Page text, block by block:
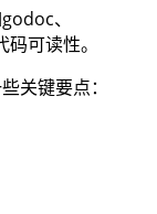
、
可读性。
关键要点：